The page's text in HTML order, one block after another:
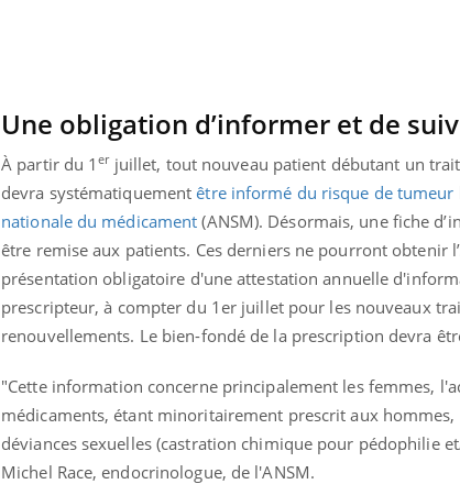
Une obligation d’informer et de
À partir du 1erjuillet, tout nouveau patient débutant un
devra systématiquementêtre informé du risque de tumeur
nationale du médicament (ANSM). Désormais, une fiche
être remise aux patients. Ces derniers ne pourront obtenir
présentation obligatoire d'une attestation annuelle
prescripteur, à compter du 1er juillet pour les nouveaux
renouvellements. Le bien-fondé de la prescription devra
"Cette information concerne principalement les femmes,
médicaments, étant minoritairement prescrit aux
déviances sexuelles (castration chimique pour pédophilie
Michel Race, endocrinologue, de l'ANSM.